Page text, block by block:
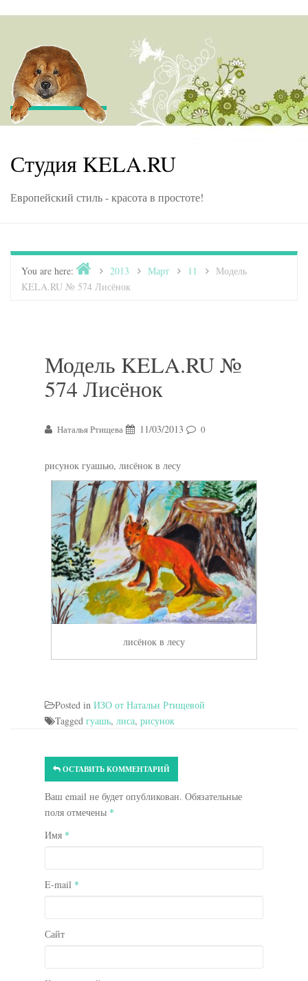
Студия KELA.RU
Европейский стиль - красота в простоте!
You are here: Home2013 Март 11
Модель
KELA.RU № 574 Лисёнок
Модель KELA.RU №
574 Лисёнок
Наталья Ртищева 11/03/2013 0
рисунок гуашью, лисёнок в лесу
лисёнок в лесу
Posted in ИЗО от Натальи Ртищевой
Tagged гуашь, лиса, рисунок
ОСТАВИТЬ КОММЕНТАРИЙ
Ваш email не будет опубликован. Обязательные
поля отмечены *
Имя *
E-mail *
Сайт